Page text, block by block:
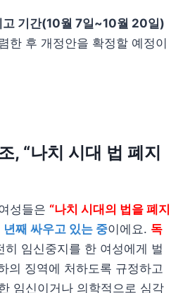
고 기간(10월 7일~10월 20일)
한 후 개정안을 확정할 예정이
, “나치 시대 법 폐지
성들은 “나치 시대의 법을 폐지
년째 싸우고 있는 중이에요. 독
히 임신중지를 한 여성에게 벌
의 징역에 처하도록 규정하고
임신이거나 의학적으로 심각